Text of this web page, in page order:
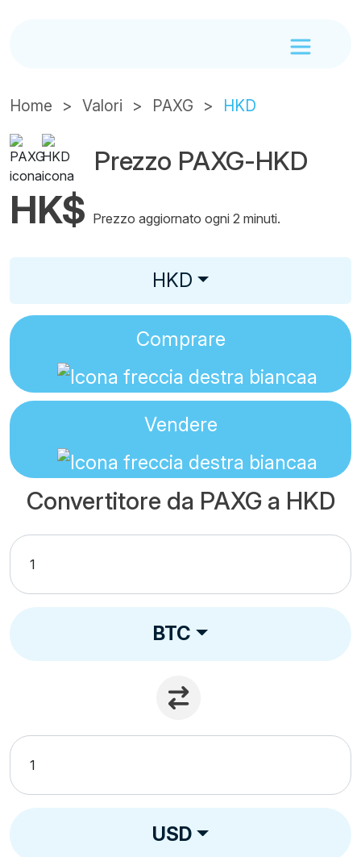
Home Valori PAXG HKD
Prezzo PAXG-HKD
HK$ Prezzo aggiornato ogni 2 minuti.
HKD
Comprare
Vendere
Convertitore da PAXG a HKD
BTC
USD